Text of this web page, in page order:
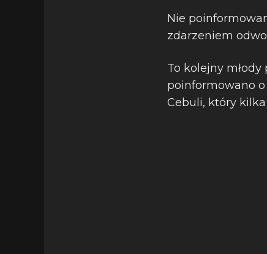
Nie
zdarzeniem
To kolejny
poinformowano
Cebuli, który kilka